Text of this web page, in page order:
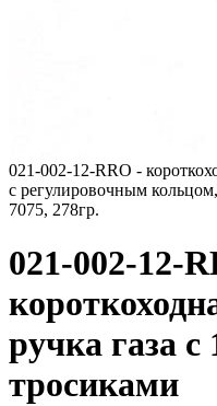
021-002-12-RRO -
с регулировочным
7075, 278гр.
021-002-12-
ручка газа
тросиками